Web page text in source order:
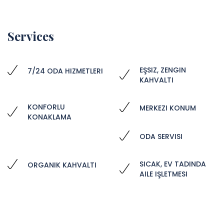
Services
7/24 ODA HIZMETLERI
EŞSIZ, ZENGIN
KAHVALTI
KONFORLU
KONAKLAMA
MERKEZI KONUM
ODA SERVISI
ORGANIK KAHVALTI
SICAK, EV TADINDA
AILE IŞLETMESI